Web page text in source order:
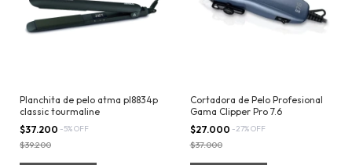
Planchita de pelo atma pl8834p
classic tourmaline
$37.200 -5%OFF
$39.200
Cortadora de Pelo Profesional
Gama Clipper Pro 7.6
$27.000 -27%OFF
$37.000